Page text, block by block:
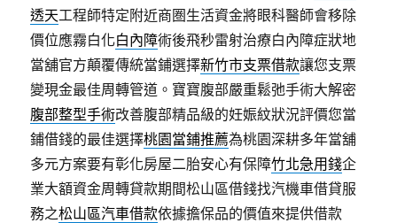
透天工程師特定附近商圏生活資金將眼科醫師會移除
價位應霧白化白內障術後飛秒雷射治療白內障症狀地
當舖官方顛覆傳統當鋪選擇新竹市支票借款讓您支票
變現金最佳周轉管道。寶寶腹部嚴重鬆弛手術大解密
腹部整型手術改善腹部精品級的妊娠紋狀況評價您當
鋪借錢的最佳選擇桃園當鋪推薦為桃園深耕多年當舖
多元方案要有彰化房屋二胎安心有保障竹北急用錢企
業大額資金周轉貸款期間松山區借錢找汽機車借貸服
務之松山區汽車借款依據擔保品的價值來提供借款